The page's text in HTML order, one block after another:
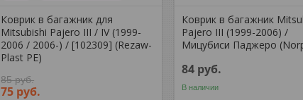
Коврик в багажник для
Mitsubishi Pajero III / IV (1999-
2006 / 2006-) / [102309] (Rezaw-
Plast PE)
85руб.
75 руб.
Коврик в багажник
Pajero III (1999-2006) /
Мицубиси Паджеро
84 руб.
В наличии